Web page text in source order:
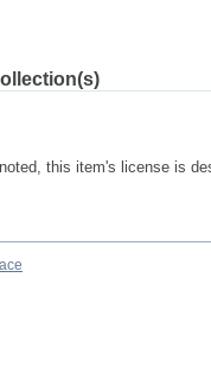
this item's license is